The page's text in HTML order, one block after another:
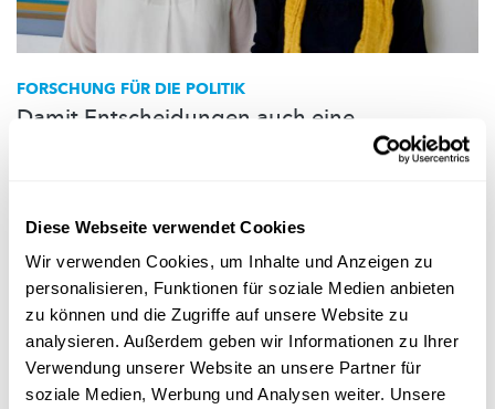
Diese Webseite verwendet Cookies
Wir verwenden Cookies, um Inhalte und Anzeigen zu
personalisieren, Funktionen für soziale Medien anbieten
zu können und die Zugriffe auf unsere Website zu
analysieren. Außerdem geben wir Informationen zu Ihrer
Verwendung unserer Website an unsere Partner für
soziale Medien, Werbung und Analysen weiter. Unsere
FORSCHUNG FÜR DIE POLITIK
Damit Entscheidungen auch eine
wissenschaftliche Grundlage haben
keineswegsselbstverständlich.
FNR